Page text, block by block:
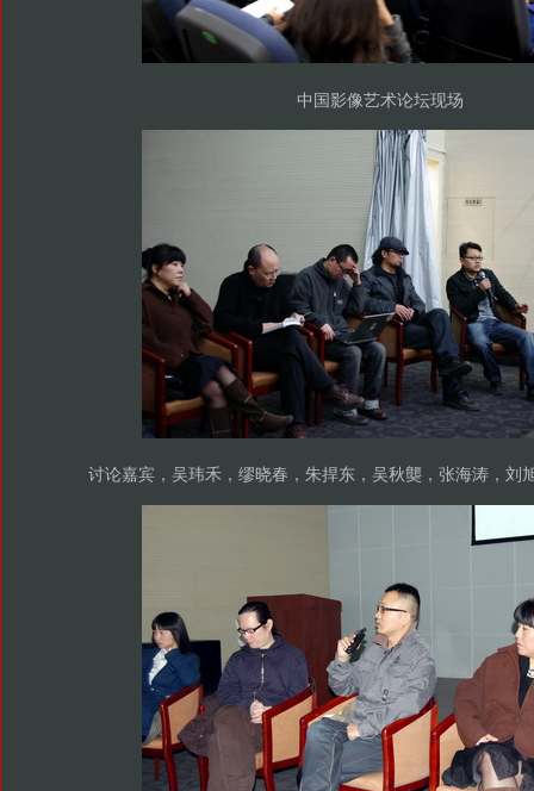
中国影像艺术论坛现场
讨论嘉宾，吴玮禾，缪晓春，朱捍东，吴秋龑，张海涛，刘